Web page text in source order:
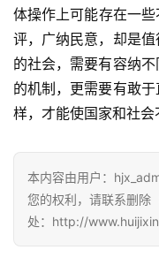
体操作上可能存在一
评，广纳民意，却是
的社会，需要有容纳
的机制，更需要有敢
样，才能使国家和社会
本内容由用户：
您的权利，请联系删除
处：http://